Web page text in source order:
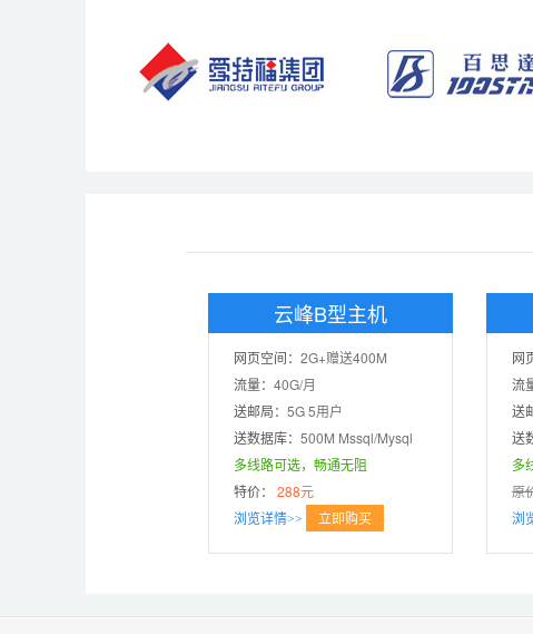
ASP.net
MSSQL
版本:2012/2014/
免费预装软件
Urlrewrite
控制面板演示 演示
云峰B型主机
网页空间： 2G+赠送400M
流量： 40G/月
送邮局： 5G 5用户
送数据库： 500M Mssql/Mysql
多线路可选，畅通无阻
特价：
288元
浏览详情>> 立即购买
网
流
送
送
多
原
浏